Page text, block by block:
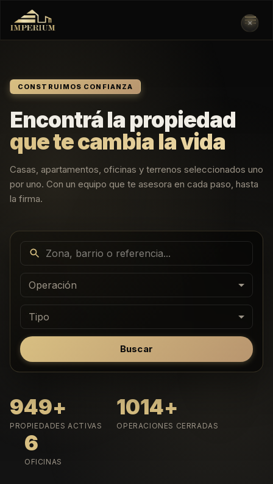
CONSTRUIMOS CONFIANZA
Encontrá la propiedad
que te cambia la vida
Casas, apartamentos, oficinas y terrenos seleccionados uno
por uno. Con un equipo que te asesora en cada paso, hasta
la firma.
Operación
Tipo
Buscar
949+
PROPIEDADES ACTIVAS
1014+
OPERACIONES CERRADAS
6
OFICINAS
✕